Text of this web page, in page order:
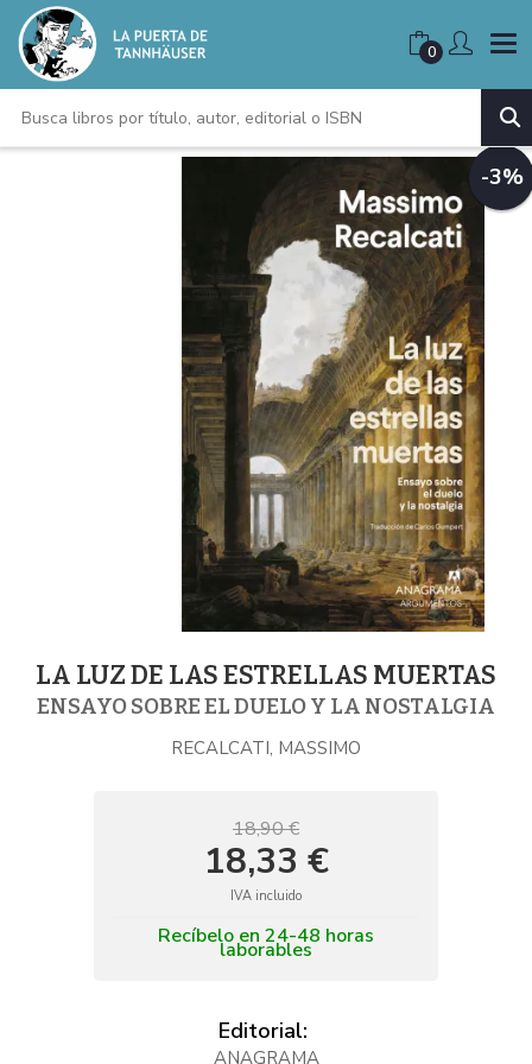
0
-3%
LA LUZ DE LAS ESTRELLAS MUERTAS
ENSAYO SOBRE EL DUELO Y LA NOSTALGIA
RECALCATI, MASSIMO
18,90 €
18,33 €
IVA incluido
Recíbelo en 24-48 horas
laborables
Editorial:
ANAGRAMA